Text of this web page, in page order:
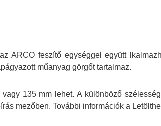
ARCO feszítő egységgel együtt
műanyag görgőt tartalmaz.
135 mm lehet. A különböző
mezőben. További információk a